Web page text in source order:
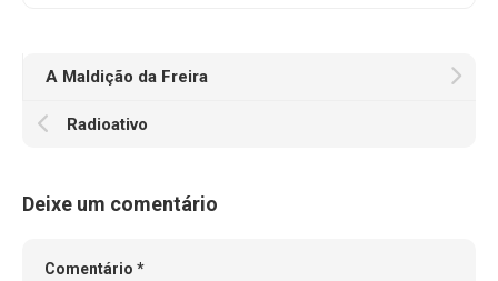
A Maldição da Freira
Radioativo
Deixe um comentário
Comentário *